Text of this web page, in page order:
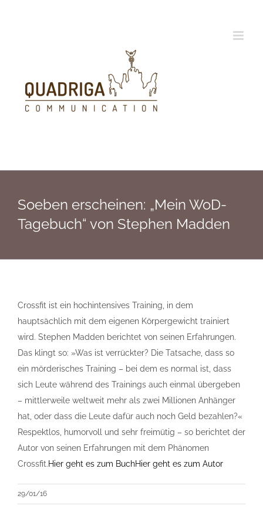
Soeben erscheinen: „Mein WoD-
Tagebuch“ von Stephen Madden
Crossfit ist ein hochintensives Training, in dem
hauptsächlich mit dem eigenen Körpergewicht trainiert
wird. Stephen Madden berichtet von seinen Erfahrungen.
Das klingt so: »Was ist verrückter? Die Tatsache, dass so
ein mörderisches Training – bei dem es normal ist, dass
sich Leute während des Trainings auch einmal übergeben
– mittlerweile weltweit mehr als zwei Millionen Anhänger
hat, oder dass die Leute dafür auch noch Geld bezahlen?«
Respektlos, humorvoll und sehr freimütig – so berichtet der
Autor von seinen Erfahrungen mit dem Phänomen
Crossfit.Hier geht es zum BuchHier geht es zum Autor
29/01/16